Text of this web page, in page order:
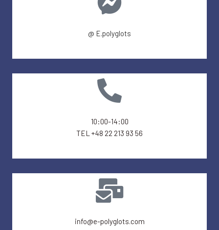
@ E.polyglots
10:00-14:00
TEL +48 22 213 93 56
info@e-polyglots.com